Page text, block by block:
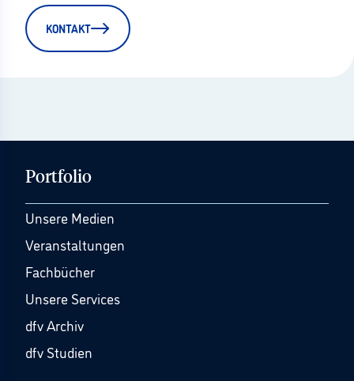
KONTAKT
Portfolio
Unsere Medien
Veranstaltungen
Fachbücher
Unsere Services
dfv Archiv
dfv Studien